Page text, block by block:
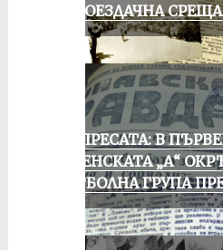
КОЛОЕЗДАЧНА
ОТ ПРЕСАТА: В
РУСЕНСКАТА „А“
ФУТБОЛНА ГРУПА